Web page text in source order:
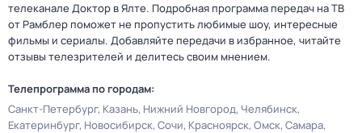
телеканале Доктор в Ялте. Подробная программа передач на ТВ
от Рамблер поможет не пропустить любимые шоу, интересные
фильмы и сериалы. Добавляйте передачи в избранное, читайте
отзывы телезрителей и делитесь своим мнением.
Телепрограмма по городам:
Санкт-Петербург Казань Нижний Новгород Челябинск
Екатеринбург Новосибирск Сочи Красноярск Омск Самара